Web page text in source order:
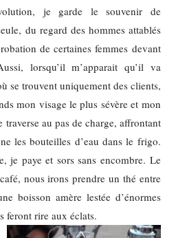
je garde le souvenir de
du regard des hommes attablés
de certaines femmes devant
lorsqu’il m’apparait qu’il va
se trouvent uniquement des clients,
mon visage le plus sévère et mon
au pas de charge, affrontant
les bouteilles d’eau dans le frigo.
je paye et sors sans encombre. Le
nous irons prendre un thé entre
boisson amère lestée d’énormes
feront rire aux éclats.